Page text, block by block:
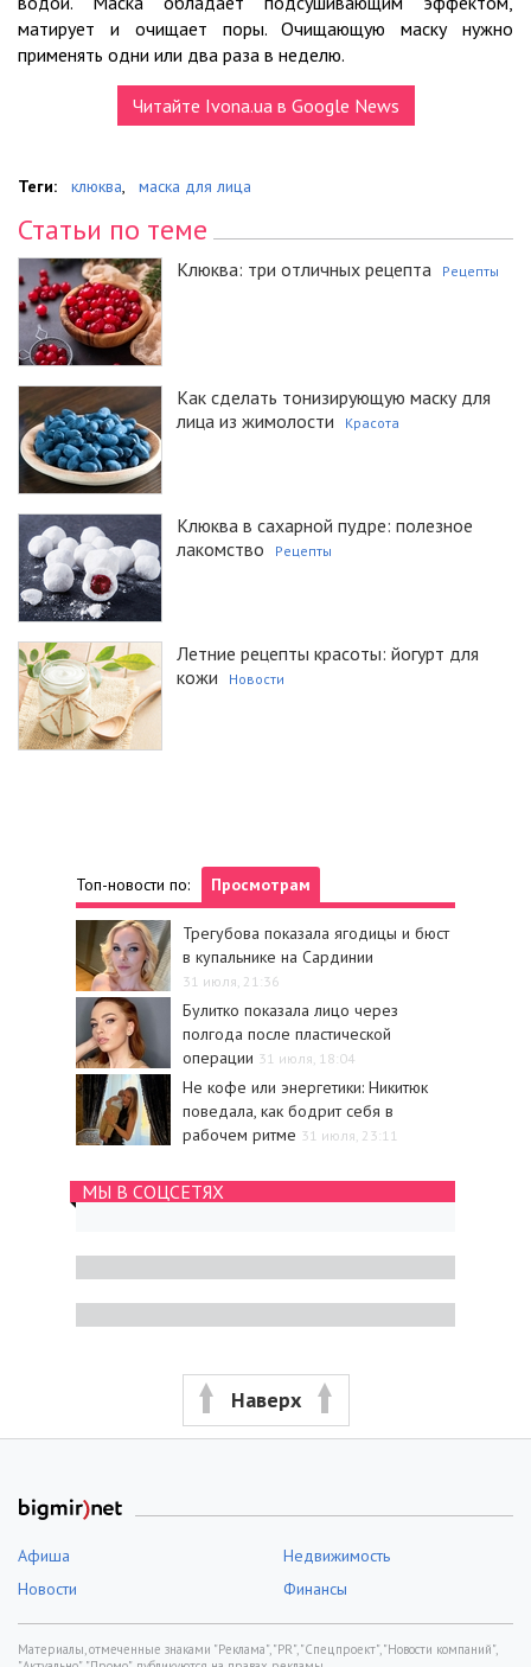
матирует и очищает поры. Очищающую маску нужно
применять одни или два раза в неделю.
Читайте Ivona.ua в Google News
Теги: клюква, маска для лица
Статьи по теме
Клюква: три отличных рецепта Рецепты
Как сделать тонизирующую маску для
лица из жимолости
Красота
Клюква в сахарной пудре: полезное
лакомство
Рецепты
Летние рецепты красоты: йогурт для
кожи
Новости
Топ-новости по: Просмотрам
Трегубова показала ягодицы и бюст
в купальнике на Сардинии
31 июля, 21:36
Булитко показала лицо через
полгода после пластической
операции 31 июля, 18:04
Не кофе или энергетики: Никитюк
поведала, как бодрит себя в
рабочем ритме 31 июля, 23:11
МЫ В СОЦСЕТЯХ
Наверх
Афиша
Недвижимость
Новости
Финансы
Материалы, отмеченные знаками "Реклама", "PR", "Спецпроект", "Новости компаний",